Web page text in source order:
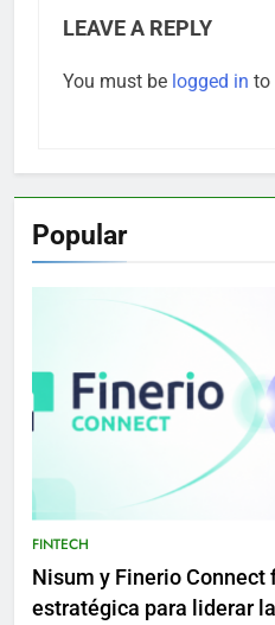
LEAVE A REPLY
You must be logged in to
Popular
FINTECH
Nisum y Finerio Connect
estratégica para liderar